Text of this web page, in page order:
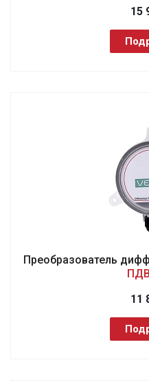
15
Преобразователь
11